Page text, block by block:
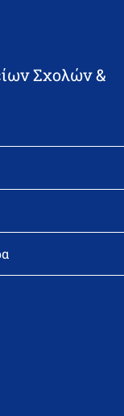
Σχολών &